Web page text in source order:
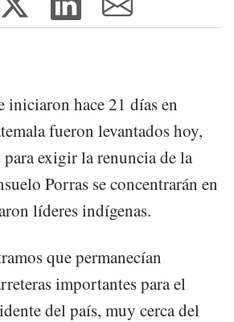
iniciaron hace 21 días en
fueron levantados hoy,
para exigir la renuncia de la
Porras se concentrarán en
líderes indígenas.
que permanecían
importantes para el
del país, muy cerca del